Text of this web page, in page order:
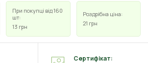
При покупці від 160
шт:
13 грн
Роздрібна ціна:
21 грн
Сертифікат: